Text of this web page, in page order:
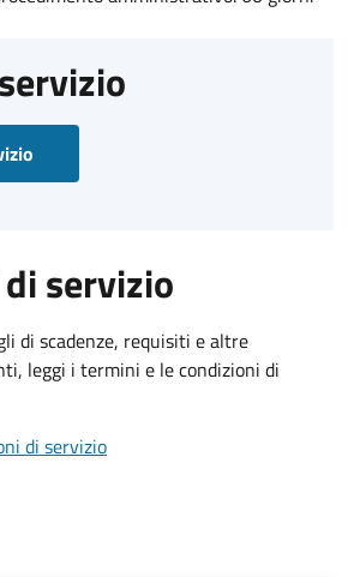
servizio
di scadenze, requisiti e altre
leggi i termini e le condizioni di
di servizio